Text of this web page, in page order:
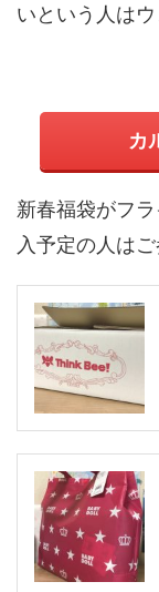
いという人はウ
カ
新春福袋がフ
入予定の人は